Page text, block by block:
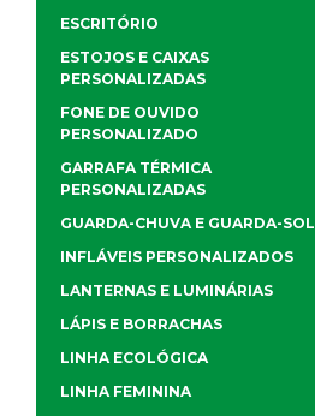
ESCRITÓRIO
ESTOJOS E CAIXAS
PERSONALIZADAS
FONE DE OUVIDO
PERSONALIZADO
GARRAFA TÉRMICA
PERSONALIZADAS
GUARDA-CHUVA E GUARDA-SOL
INFLÁVEIS PERSONALIZADOS
LANTERNAS E LUMINÁRIAS
LÁPIS E BORRACHAS
LINHA ECOLÓGICA
LINHA FEMININA